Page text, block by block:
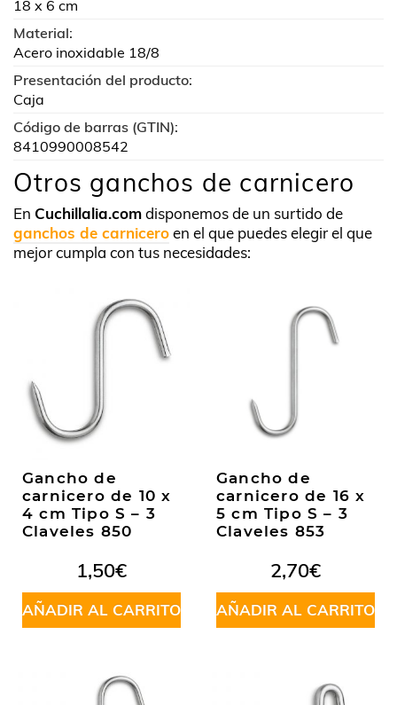
18 x 6 cm
Material:
Acero inoxidable 18/8
Presentación del producto:
Caja
Código de barras (GTIN):
8410990008542
Otros ganchos de carnicero
En Cuchillalia.comdisponemos de un surtido de
ganchos de carniceroen el que puedes elegir el que
mejor cumpla con tus necesidades:
Gancho de
carnicero de 10 x
4 cm Tipo S – 3
Claveles 850
1,50€
AÑADIR AL CARRITO
Gancho de
carnicero de 16 x
5 cm Tipo S – 3
Claveles 853
2,70€
AÑADIR AL CARRITO